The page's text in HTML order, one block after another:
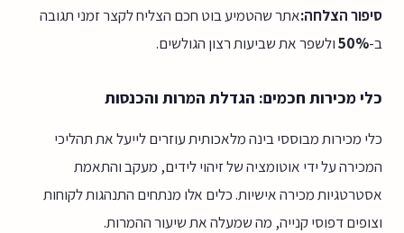
סיפור הצלחה:אתר שהטמיע בוט חכם הצליח לקצר זמני תגובה
ב-50%ולשפר את שביעות רצון הגולשים.
כלי מכירות חכמים: הגדלת המרות והכנסות
כלי מכירות מבוססי בינה מלאכותית עוזרים לייעל את תהליכי
המכירה על ידי אוטומציה של זיהוי לידים, מעקב והתאמת
אסטרטגיות מכירה אישיות. כלים אלו מנתחים התנהגות לקוחות
וצופים דפוסי קנייה, מה שמעלה את שיעור ההמרות.